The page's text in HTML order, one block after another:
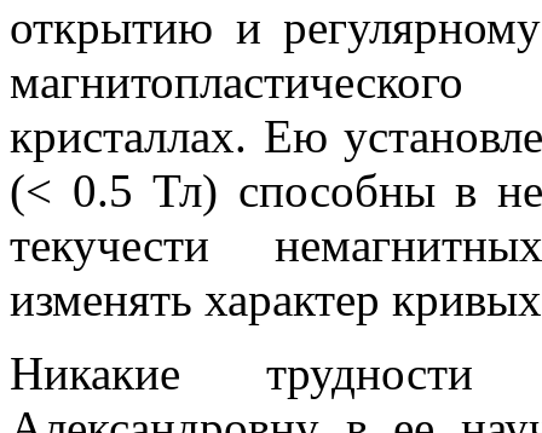
открытию и
кристаллах. Ею
(< 0.5 Тл) способны в
текучести
изменять характер
Никакие